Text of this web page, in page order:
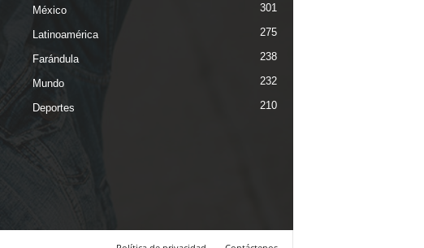
México 301
Latinoamérica 275
Farándula 238
Mundo 232
Deportes 210